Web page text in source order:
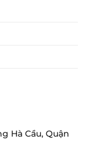
Hà Cầu, Quận